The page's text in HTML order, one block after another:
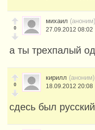
0
михаил (аноним)
27.09.2012 08:02
а ты трехпалый
0
кирилл (аноним)
18.09.2012 20:08
сдесь был